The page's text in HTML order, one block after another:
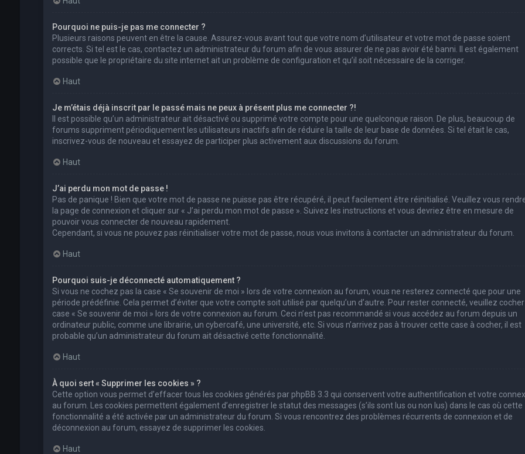
Pourquoi ne puis-je pas me connecter ?
Plusieurs raisons peuvent en être la cause. Assurez-vous avant tout que votre nom d’utilisateur et votre mot de passe soient
corrects. Si tel est le cas, contactez un administrateur du forum afin de vous assurer de ne pas avoir été banni. Il est également
possible que le propriétaire du site internet ait un problème de configuration et qu’il soit nécessaire de la corriger.
Haut
Je m’étais déjà inscrit par le passé mais ne peux à présent plus me connecter ?!
Il est possible qu’un administrateur ait désactivé ou supprimé votre compte pour une quelconque raison. De plus, beaucoup de
forums suppriment périodiquement les utilisateurs inactifs afin de réduire la taille de leur base de données. Si tel était le cas,
inscrivez-vous de nouveau et essayez de participer plus activement aux discussions du forum.
Haut
J’ai perdu mon mot de passe !
Pas de panique ! Bien que votre mot de passe ne puisse pas être récupéré, il peut facilement être réinitialisé. Veuillez vous
la page de connexion et cliquer sur « J’ai perdu mon mot de passe ». Suivez les instructions et vous devriez être en mesure de
pouvoir vous connecter de nouveau rapidement.
Cependant, si vous ne pouvez pas réinitialiser votre mot de passe, nous vous invitons à contacter un administrateur du forum.
Haut
Pourquoi suis-je déconnecté automatiquement ?
Si vous ne cochez pas la case « Se souvenir de moi » lors de votre connexion au forum, vous ne resterez connecté que pour une
période prédéfinie. Cela permet d’éviter que votre compte soit utilisé par quelqu’un d’autre. Pour rester connecté, veuillez cocher
case « Se souvenir de moi » lors de votre connexion au forum. Ceci n’est pas recommandé si vous accédez au forum depuis un
ordinateur public, comme une librairie, un cybercafé, une université, etc. Si vous n’arrivez pas à trouver cette case à cocher, il est
probable qu’un administrateur du forum ait désactivé cette fonctionnalité.
Haut
À quoi sert « Supprimer les cookies » ?
Cette option vous permet d’effacer tous les cookies générés par phpBB 3.3 qui conservent votre authentification et votre
au forum. Les cookies permettent également d’enregistrer le statut des messages (s’ils sont lus ou non lus) dans le cas où cette
fonctionnalité a été activée par un administrateur du forum. Si vous rencontrez des problèmes récurrents de connexion et de
déconnexion au forum, essayez de supprimer les cookies.
Haut